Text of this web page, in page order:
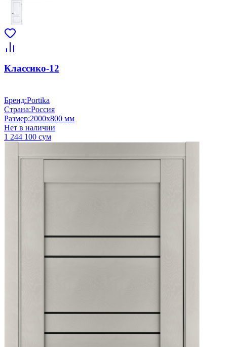
Классико-12
Бренд:Portika
Страна:Россия
Размер:2000x800 мм
Нет в наличии
1 244 100 сум